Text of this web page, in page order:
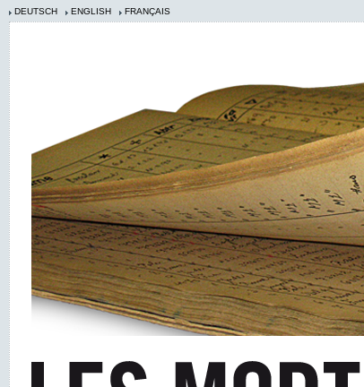
DEUTSCH ENGLISH FRANÇAIS